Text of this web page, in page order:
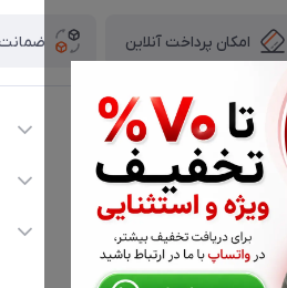
امکان پرداخت آنلاین ضمانت
به سراسر کشور